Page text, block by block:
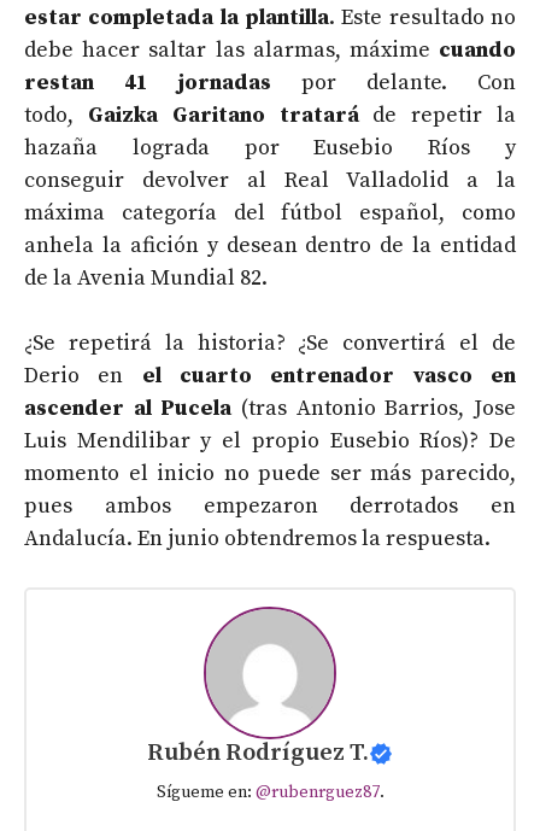
estar completada la plantilla. Este resultado no
debe hacer saltar las alarmas, máxime cuando
restan 41 jornadas por delante. Con
todo, Gaizka Garitano trataráde repetir la
hazaña lograda por Eusebio Ríos y
conseguir devolver al Real Valladolid a la
máxima categoría del fútbol español, como
anhela la afición y desean dentro de la entidad
de la Avenia Mundial 82.
¿Se repetirá la historia? ¿Se convertirá el de
Derio en el cuarto entrenador vasco en
ascender al Pucela (tras Antonio Barrios, Jose
Luis Mendilibar y el propio Eusebio Ríos)? De
momento el inicio no puede ser más parecido,
pues ambos empezaron derrotados en
Andalucía. En junio obtendremos la respuesta.
Rubén Rodríguez T.
Sígueme en: @rubenrguez87.